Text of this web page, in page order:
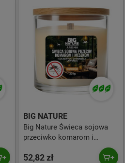
BIG NATURE
Big Nature Świeca sojowa
przeciwko komarom i
52,82 zł